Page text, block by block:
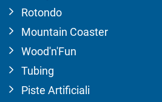
Rotondo
Mountain Coaster
Wood'n'Fun
Tubing
Piste Artificiali